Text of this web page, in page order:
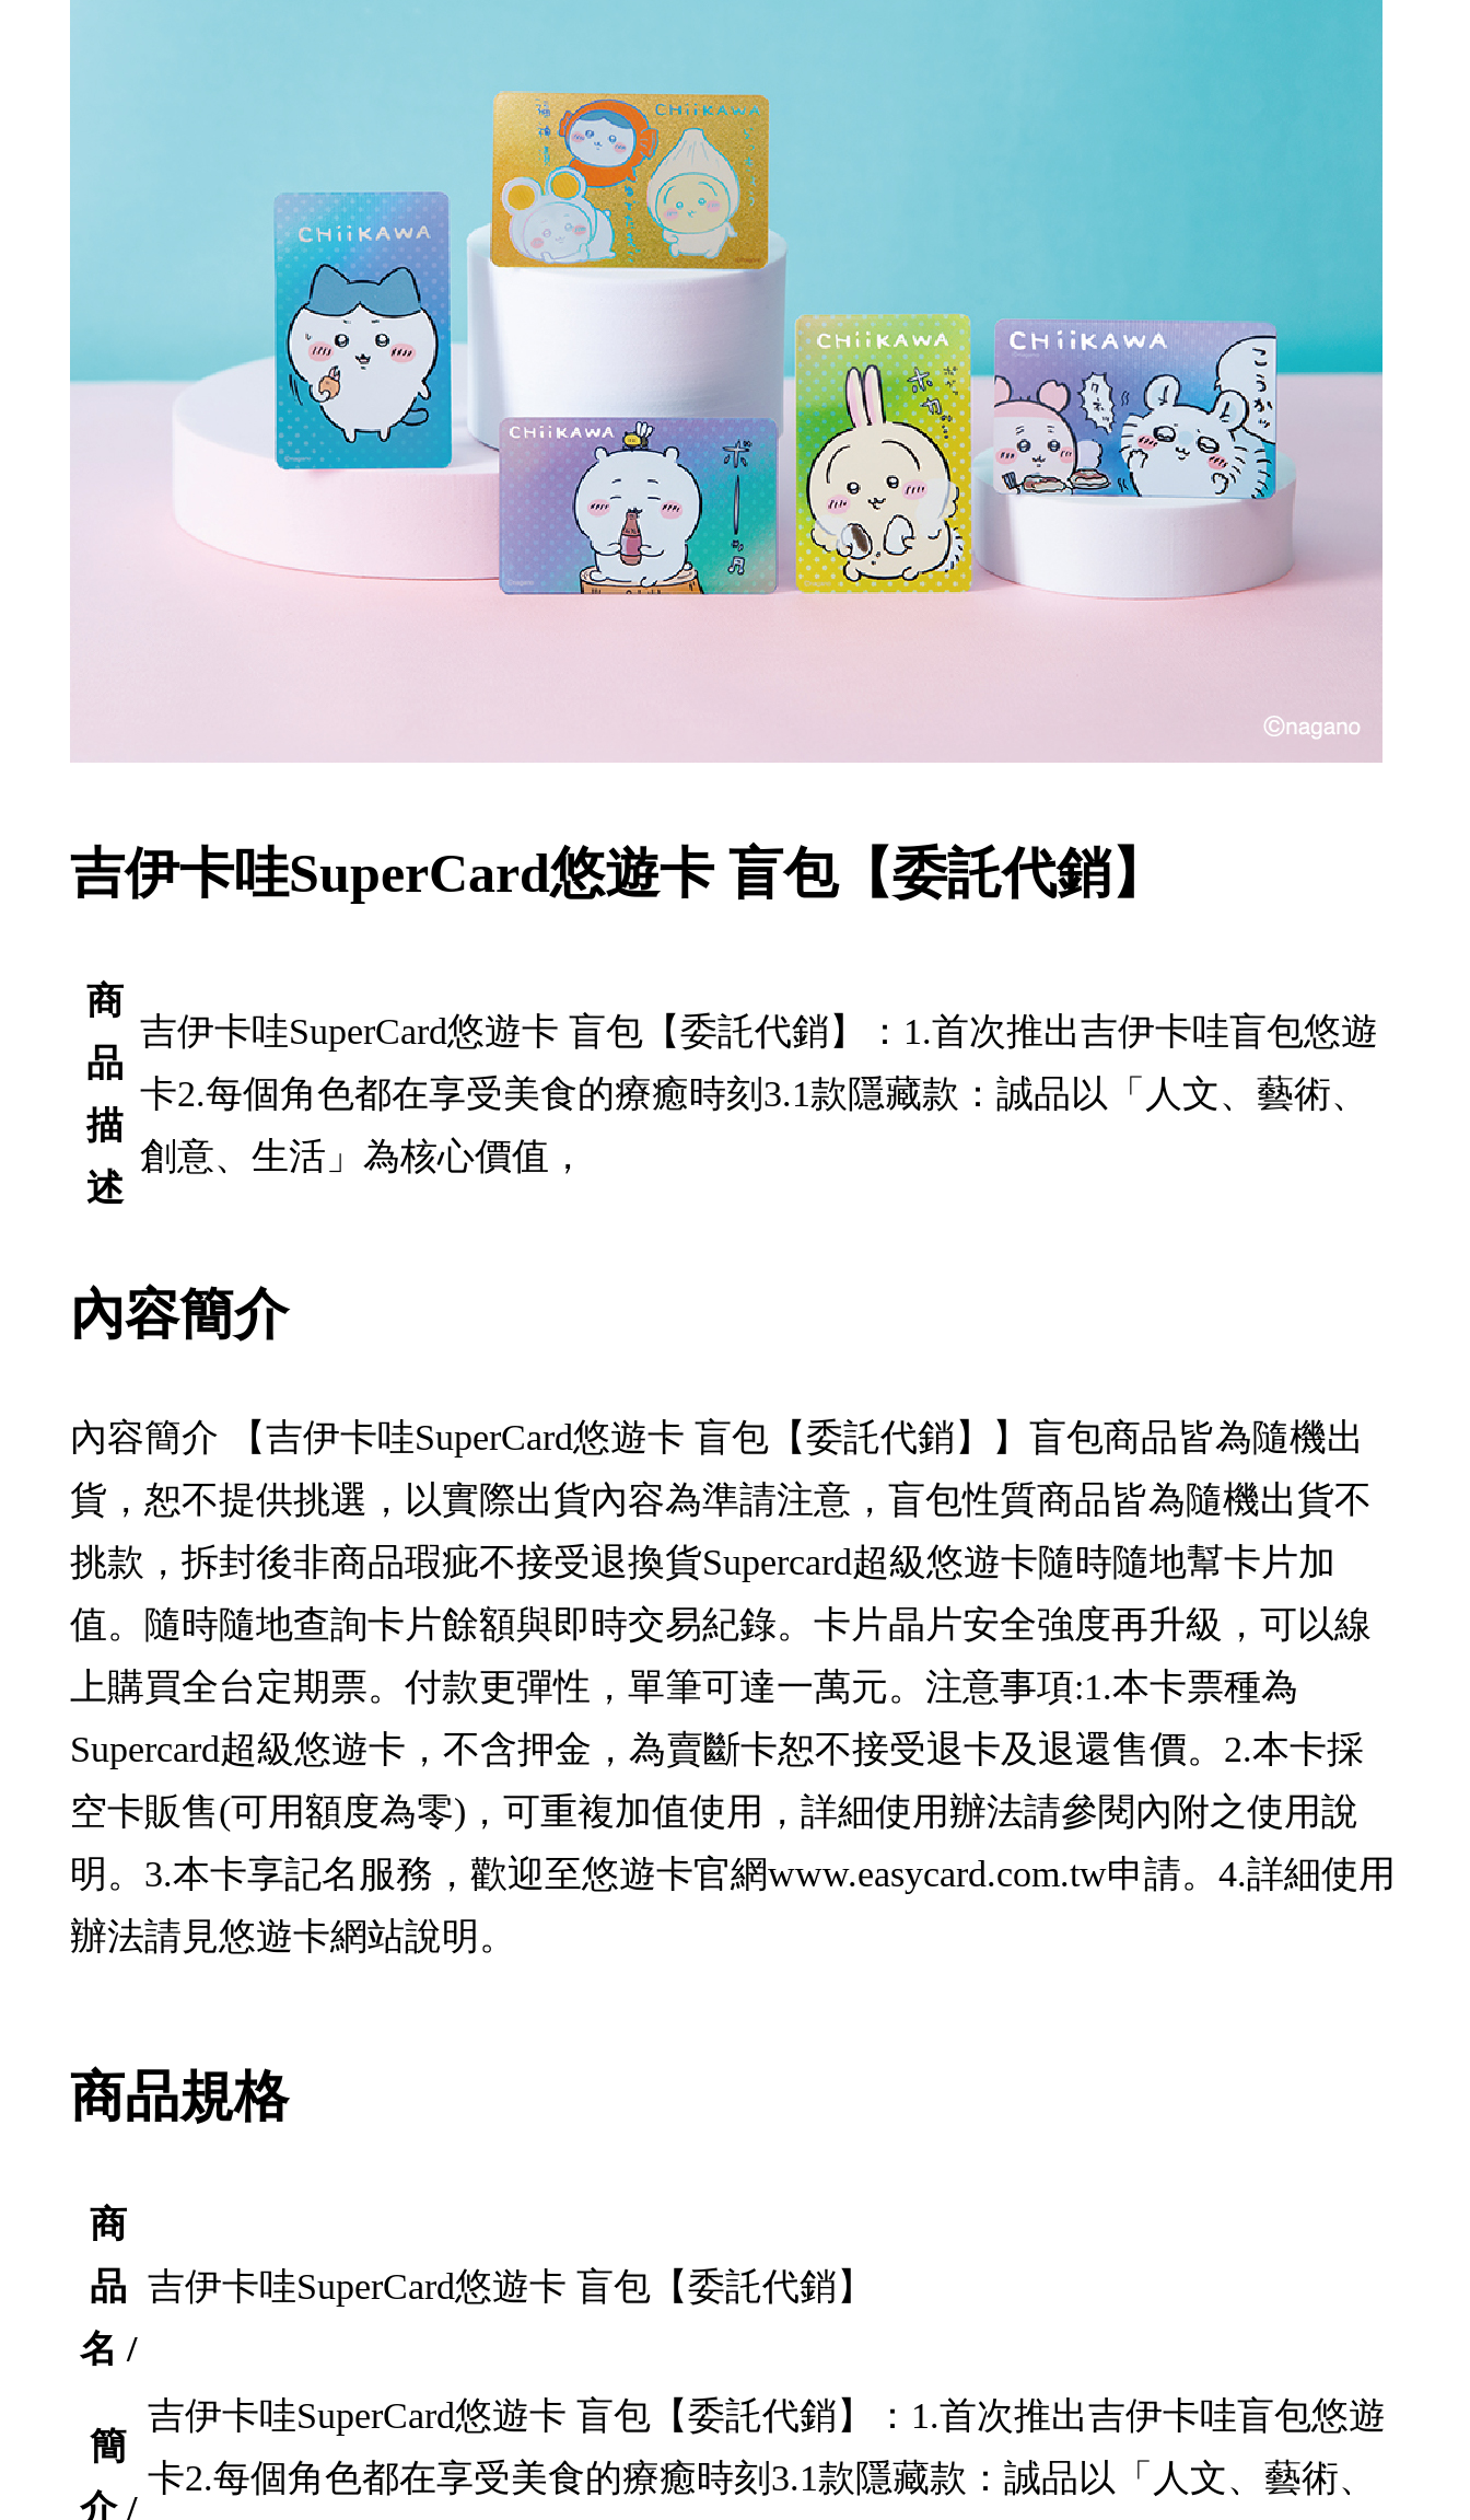
吉伊卡哇SuperCard悠遊卡 盲包【委託代銷】
商
品
描
述
吉伊卡哇SuperCard悠遊卡 盲包【委託代銷】：1.首次推出吉伊卡哇盲包悠遊
卡2.每個角色都在享受美食的療癒時刻3.1款隱藏款：誠品以「人文、藝術、
創意、生活」為核心價值，
內容簡介
內容簡介 【吉伊卡哇SuperCard悠遊卡 盲包【委託代銷】】盲包商品皆為隨機出
貨，恕不提供挑選，以實際出貨內容為準請注意，盲包性質商品皆為隨機出貨不
挑款，拆封後非商品瑕疵不接受退換貨Supercard超級悠遊卡隨時隨地幫卡片加
值。隨時隨地查詢卡片餘額與即時交易紀錄。卡片晶片安全強度再升級，可以線
上購買全台定期票。付款更彈性，單筆可達一萬元。注意事項:1.本卡票種為
Supercard超級悠遊卡，不含押金，為賣斷卡恕不接受退卡及退還售價。2.本卡採
空卡販售(可用額度為零)，可重複加值使用，詳細使用辦法請參閱內附之使用說
明。3.本卡享記名服務，歡迎至悠遊卡官網www.easycard.com.tw申請。4.詳細使用
辦法請見悠遊卡網站說明。
商品規格
商
品
名 /
吉伊卡哇SuperCard悠遊卡 盲包【委託代銷】
簡
介 /
吉伊卡哇SuperCard悠遊卡 盲包【委託代銷】：1.首次推出吉伊卡哇盲包悠遊
卡2.每個角色都在享受美食的療癒時刻3.1款隱藏款：誠品以「人文、藝術、